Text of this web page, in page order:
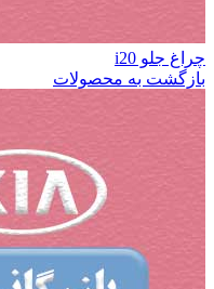
چراغ جلو i20
بازگشت به محصولات